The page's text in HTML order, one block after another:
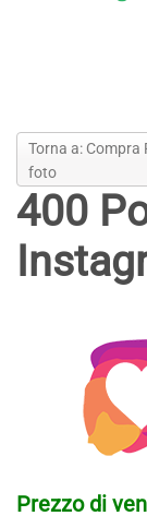
Torna a:
foto
400
Prezzo di